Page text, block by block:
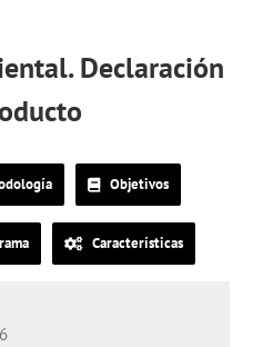
Declaración
Objetivos
Características